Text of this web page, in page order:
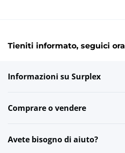
Tieniti informato, seguici ora
Informazioni su Surplex
Comprare o vendere
Avete bisogno di aiuto?